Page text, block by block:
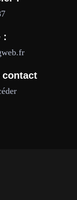
:
contact